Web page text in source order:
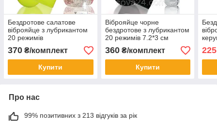
Бездротове салатове
віброяйце з лубрикантом
20 режимів
370 ₴/комплект
Купити
Віброяйце чорне
бездротове з лубрикантом
20 режимів 7.2*3 см
360₴/комплект
Купити
225
Про нас
99% позитивних з 213 відгуків за рік